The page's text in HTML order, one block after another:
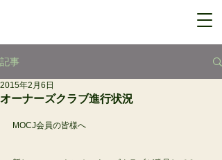
記事
オーナーズクラブ進行状況
2015年2月6日
MOCJ会員の皆様へ